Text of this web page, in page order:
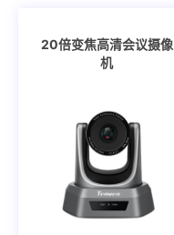
20倍变焦高清会议摄像
机